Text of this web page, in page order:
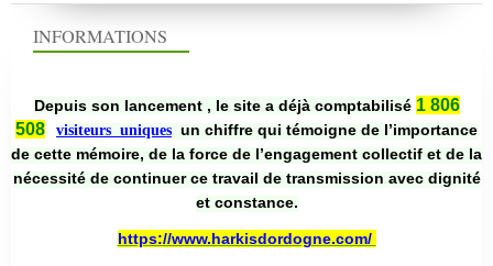
INFORMATIONS
Depuis son lancement , le site a déjà comptabilisé 1 806
508
visiteurs uniques un chiffre qui témoigne de l’importance
de cette mémoire, de la force de l’engagement collectif et de la
nécessité de continuer ce travail de transmission avec dignité
et constance.
https://www.harkisdordogne.com/